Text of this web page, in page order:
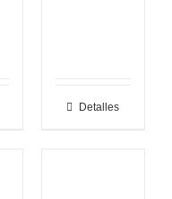
Detalles